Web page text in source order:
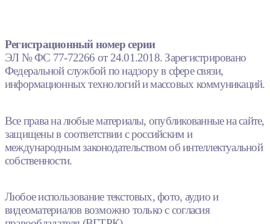
Регистрационный номер серии
ЭЛ № ФС 77-72266 от 24.01.2018. Зарегистрировано
Федеральной службой по надзору в сфере связи,
информационных технологий и массовых коммуникаций.
Все права на любые материалы, опубликованные на сайте,
защищены в соответствии с российским и
международным законодательством об интеллектуальной
собственности.
Любое использование текстовых, фото, аудио и
видеоматериалов возможно только с согласия